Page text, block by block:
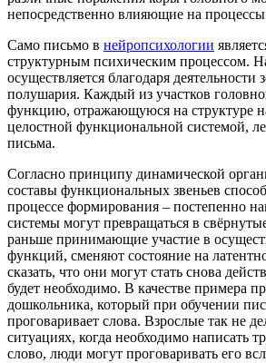
непосредственно влияющие на
Само письмо в нейропсихологии
структурным психическим процессом.
осуществляется благодаря деятельности
полушария. Каждый из участков
функцию, отражающуюся на структуре
целостной функциональной системой,
письма.
Согласно принципу динамической
составы функциональных звеньев
процессе формирования – постепенно
системы могут превращаться в
раньше принимающие участие в
функций, сменяют состояние на
сказать, что они могут стать снова
будет необходимо. В качестве примера
дошкольника, который при обучении
проговаривает слова. Взрослые так не
ситуациях, когда необходимо написать
слово, люди могут проговаривать его